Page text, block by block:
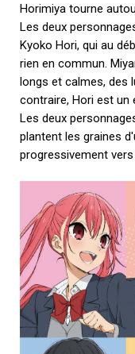
Horimiya tourne
Les deux
Kyoko Hori, qui au
rien en commun.
longs et calmes, des
contraire, Hori est un
Les deux
plantent les graines
progressivement